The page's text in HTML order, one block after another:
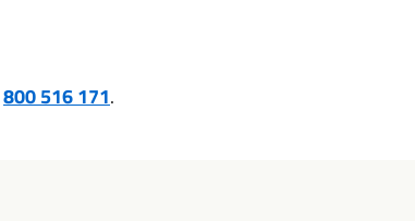
800 516 171.